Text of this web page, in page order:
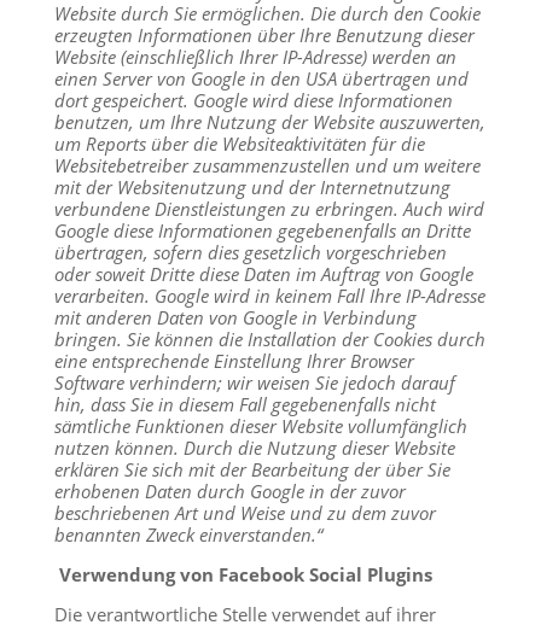
Website durch Sie ermöglichen. Die durch den Cookie
erzeugten Informationen über Ihre Benutzung dieser
Website (einschließlich Ihrer IP-Adresse) werden an
einen Server von Google in den USA übertragen und
dort gespeichert. Google wird diese Informationen
benutzen, um Ihre Nutzung der Website auszuwerten,
um Reports über die Websiteaktivitäten für die
Websitebetreiber zusammenzustellen und um weitere
mit der Websitenutzung und der Internetnutzung
verbundene Dienstleistungen zu erbringen. Auch wird
Google diese Informationen gegebenenfalls an Dritte
übertragen, sofern dies gesetzlich vorgeschrieben
oder soweit Dritte diese Daten im Auftrag von Google
verarbeiten. Google wird in keinem Fall Ihre IP-Adresse
mit anderen Daten von Google in Verbindung
bringen. Sie können die Installation der Cookies durch
eine entsprechende Einstellung Ihrer Browser
Software verhindern; wir weisen Sie jedoch darauf
hin, dass Sie in diesem Fall gegebenenfalls nicht
sämtliche Funktionen dieser Website vollumfänglich
nutzen können. Durch die Nutzung dieser Website
erklären Sie sich mit der Bearbeitung der über Sie
erhobenen Daten durch Google in der zuvor
beschriebenen Art und Weise und zu dem zuvor
benannten Zweck einverstanden.“
Verwendung von Facebook Social Plugins
Die verantwortliche Stelle verwendet auf ihrer